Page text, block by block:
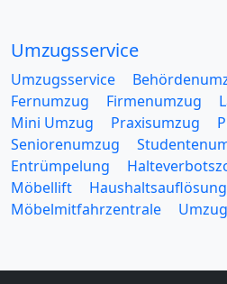
Umzugsservice
Umzugsservice
Fernumzug
Firmenumzug
Mini Umzug
Praxisumzug
Seniorenumzug
Entrümpelung
Möbellift
Haushaltsauflösung
Möbelmitfahrzentrale